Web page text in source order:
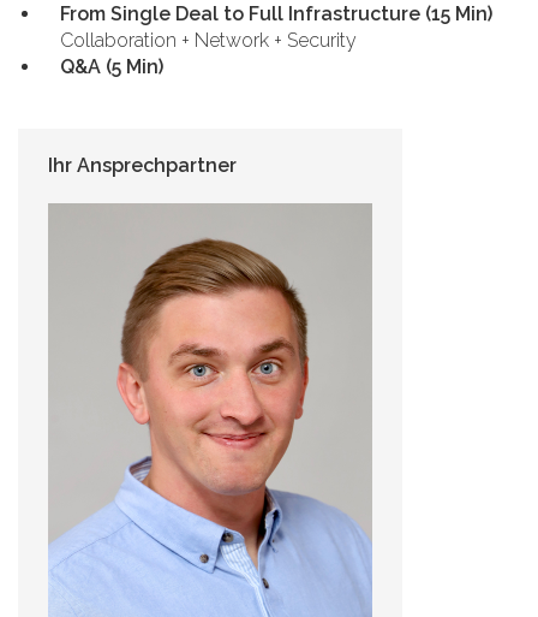
From Single Deal to Full Infrastructure (15 Min)
Collaboration + Network + Security
Q&A (5 Min)
Ihr Ansprechpartner